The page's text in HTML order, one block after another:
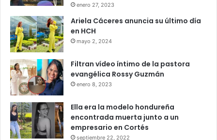
enero 27, 2023
Ariela Cáceres anuncia su último día
en HCH
mayo 2, 2024
Filtran vídeo íntimo de la pastora
evangélica Rossy Guzmán
enero 8, 2023
Ella era la modelo hondureña
encontrada muerta junto a un
empresario en Cortés
septiembre 22, 2022